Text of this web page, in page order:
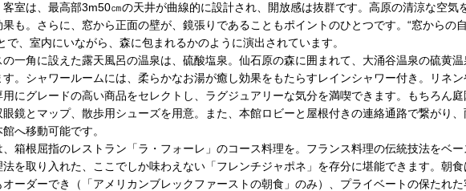
客室は、最高部3m50㎝の天井が曲線的に設計され、開放感は抜群です。高原の清涼な空気
果も。さらに、窓から正面の壁が、鏡張りであることもポイントのひとつです。“窓からの
で、室内にいながら、森に包まれるかのように演出されています。
一角に設えた露天風呂の温泉は、硫酸塩泉。仙石原の森に囲まれて、大涌谷温泉の硫黄
す。シャワールームには、柔らかなお湯が癒し効果をもたらすレインシャワー付き。リネン
用にグレードの高い商品をセレクトし、ラグジュアリーな気分を満喫できます。もちろん
眼鏡とマップ、散歩用シューズを用意。また、本館ロビーと屋根付きの連絡通路で繋がり
へ移動可能です。
箱根屈指のレストラン「ラ・フォーレ」のコース料理を。フランス料理の伝統技法をベー
法を取り入れた、ここでしか味わえない「フレンチジャポネ」を存分に堪能できます。朝
オーダーでき（「アメリカンブレックファーストの朝食」のみ）、プライベートの保たれた